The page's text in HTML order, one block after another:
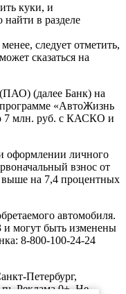
куки, и
в разделе
следует отметить,
сказаться на
(далее Банк) на
«АвтоЖизнь
7 млн. руб. с КАСКО и
оформлении личного
взнос от
выше на 7,4 процентных
автомобиля.
и могут быть изменены
8-800-100-24-24
Петербург,
Реклама 0+. Не